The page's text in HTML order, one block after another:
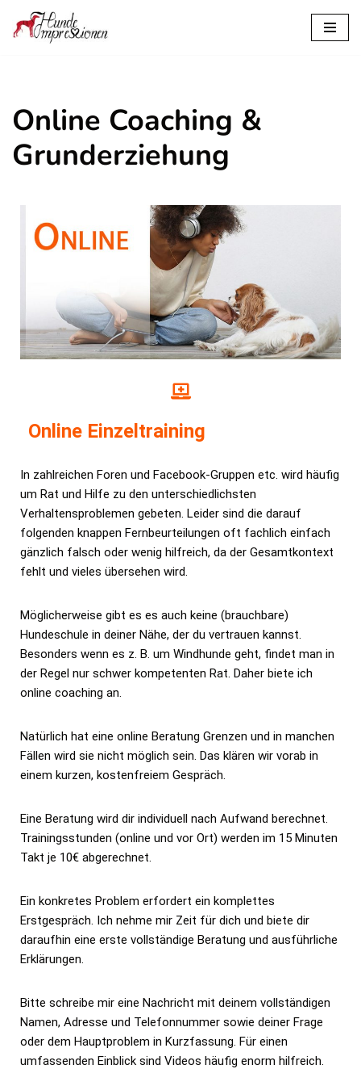
Zum
Online Coaching &
Grunderziehung
Online Einzeltraining
In zahlreichen Foren und Facebook-Gruppen etc. wird häufig
um Rat und Hilfe zu den unterschiedlichsten
Verhaltensproblemen gebeten. Leider sind die darauf
folgenden knappen Fernbeurteilungen oft fachlich einfach
gänzlich falsch oder wenig hilfreich, da der Gesamtkontext
fehlt und vieles übersehen wird.
Möglicherweise gibt es es auch keine (brauchbare)
Hundeschule in deiner Nähe, der du vertrauen kannst.
Besonders wenn es z. B. um Windhunde geht, findet man in
der Regel nur schwer kompetenten Rat. Daher biete ich
online coaching an.
Natürlich hat eine online Beratung Grenzen und in manchen
Fällen wird sie nicht möglich sein. Das klären wir vorab in
einem kurzen, kostenfreiem Gespräch.
Eine Beratung wird dir individuell nach Aufwand berechnet.
Trainingsstunden (online und vor Ort) werden im 15 Minuten
Takt je 10€ abgerechnet.
Ein konkretes Problem erfordert ein komplettes
Erstgespräch. Ich nehme mir Zeit für dich und biete dir
daraufhin eine erste vollständige Beratung und ausführliche
Erklärungen.
Bitte schreibe mir eine Nachricht mit deinem vollständigen
Namen, Adresse und Telefonnummer sowie deiner Frage
oder dem Hauptproblem in Kurzfassung. Für einen
umfassenden Einblick sind Videos häufig enorm hilfreich.